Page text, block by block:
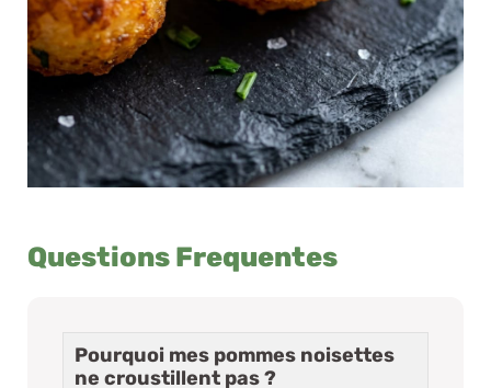
Questions Frequentes
Pourquoi mes pommes noisettes
ne croustillent pas ?